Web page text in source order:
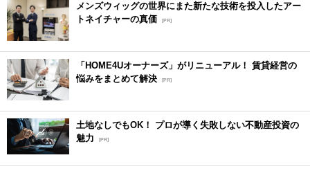
メンズウィッグの世界にまた新たな技術を投入したアー
トネイチャーの真価 [PR]
「HOME4Uオーナーズ」がリニューアル！ 賃貸経営の
悩みをまとめて解決 [PR]
土地なしでもOK！ プロが導く失敗しない不動産投資の
魅力
[PR]